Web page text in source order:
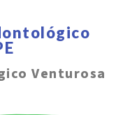
Venturosa